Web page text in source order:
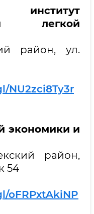
легкой
район, ул.
NU2zci8Ty3r
экономики и
район,
54
oFRPxtAkiNP